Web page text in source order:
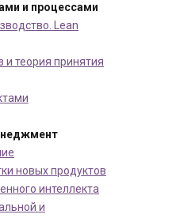
и процессами
Lean
теория принятия
новых продуктов
интеллекта
и